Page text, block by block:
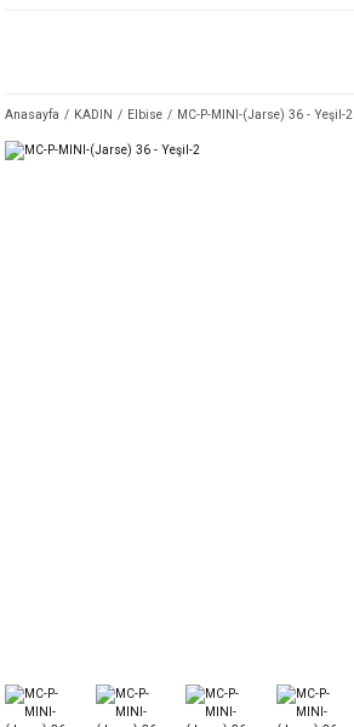
Anasayfa KADIN Elbise MC-P-MINI-(Jarse) 36 - Yeşil-2